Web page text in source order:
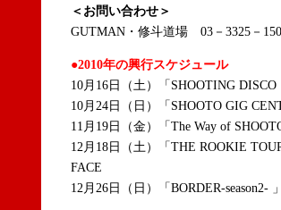
＜お問い合わせ＞
GUTMAN・修斗道場 03－3325－
●2010年の興行スケジュール
10月16日（土）「SHOOTING
10月24日（日）「SHOOTO GIG
11月19日（金）「The Way of
12月18日（土）「THE ROOKIE
FACE
12月26日（日）「BORDER-season2-